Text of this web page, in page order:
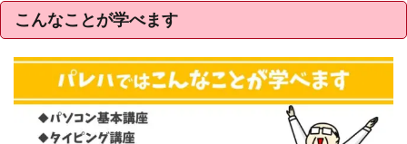
こんなことが学べます